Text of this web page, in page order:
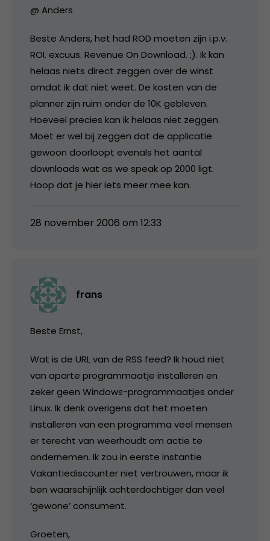
@ Anders
Beste Anders, het had ROD moeten zijn i.p.v.
ROI. excuus. Revenue On Download. ;). Ik kan
helaas niets direct zeggen over de winst
omdat ik dat niet weet. De kosten van de
planner zijn ruim onder de 10K gebleven.
Hoeveel precies kan ik helaas niet zeggen.
Moet er wel bij zeggen dat de applicatie
gewoon doorloopt evenals het aantal
downloads wat as we speak op 2000 ligt.
Hoop dat je hier iets meer mee kan.
28 november 2006 om 12:33
frans
Beste Ernst,
Wat is de URL van de RSS feed? Ik houd niet
van aparte programmaatje installeren en
zeker geen Windows-programmaatjes onder
Linux. Ik denk overigens dat het moeten
installeren van een programma veel mensen
er terecht van weerhoudt om actie te
ondernemen. Ik zou in eerste instantie
Vakantiediscounter niet vertrouwen, maar ik
ben waarschijnlijk achterdochtiger dan veel
‘gewone’ consument.
Groeten,